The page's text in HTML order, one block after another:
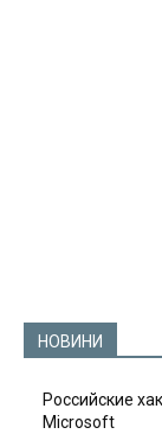
НОВИНИ
Российские
Microsoft